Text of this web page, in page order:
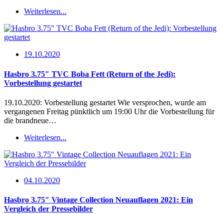
Weiterlesen...
19.10.2020
Hasbro 3.75″ TVC Boba Fett (Return of the Jedi):
Vorbestellung gestartet
19.10.2020: Vorbestellung gestartet Wie versprochen, wurde am
vergangenen Freitag pünktlich um 19:00 Uhr die Vorbestellung für
die brandneue…
Weiterlesen...
04.10.2020
Hasbro 3.75″ Vintage Collection Neuauflagen 2021: Ein
Vergleich der Pressebilder